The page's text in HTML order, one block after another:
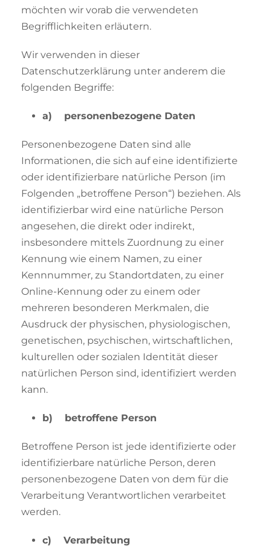
möchten wir vorab die verwendeten
Begrifflichkeiten erläutern.
Wir verwenden in dieser
Datenschutzerklärung unter anderem die
folgenden Begriffe:
a) personenbezogene Daten
Personenbezogene Daten sind alle
Informationen, die sich auf eine identifizierte
oder identifizierbare natürliche Person (im
Folgenden „betroffene Person“) beziehen. Als
identifizierbar wird eine natürliche Person
angesehen, die direkt oder indirekt,
insbesondere mittels Zuordnung zu einer
Kennung wie einem Namen, zu einer
Kennnummer, zu Standortdaten, zu einer
Online-Kennung oder zu einem oder
mehreren besonderen Merkmalen, die
Ausdruck der physischen, physiologischen,
genetischen, psychischen, wirtschaftlichen,
kulturellen oder sozialen Identität dieser
natürlichen Person sind, identifiziert werden
kann.
b) betroffene Person
Betroffene Person ist jede identifizierte oder
identifizierbare natürliche Person, deren
personenbezogene Daten von dem für die
Verarbeitung Verantwortlichen verarbeitet
werden.
c) Verarbeitung